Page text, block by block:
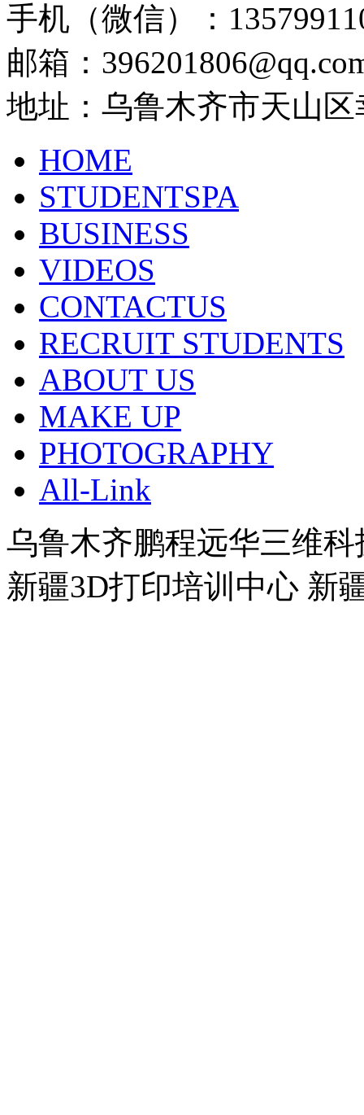
手机（微信）：
邮箱：
地址：乌鲁木齐市天山
HOME
STUDENTSPA
BUSINESS
VIDEOS
CONTACTUS
RECRUIT STUDENTS
ABOUT US
MAKE UP
PHOTOGRAPHY
All-Link
乌鲁木齐鹏程远华三维
新疆3D打印培训中心 新